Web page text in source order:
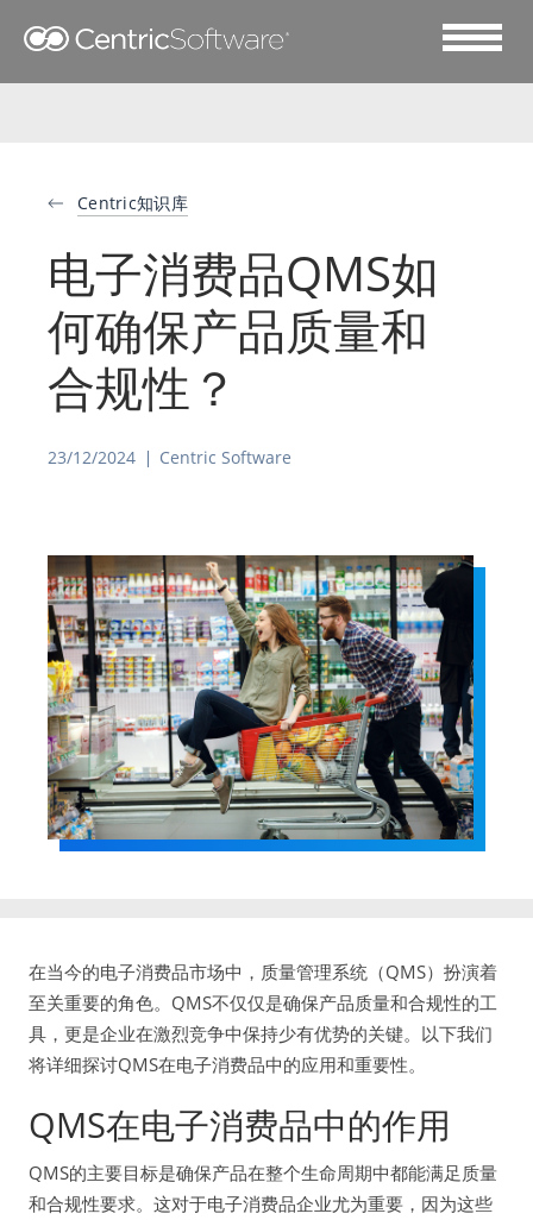
Centric知识库
电子消费品QMS如
何确保产品质量和
合规性？
23/12/2024 Centric Software
在当今的电子消费品市场中，质量管理系统（QMS）扮演着
至关重要的角色。QMS不仅仅是确保产品质量和合规性的工
具，更是企业在激烈竞争中保持少有优势的关键。以下我们
将详细探讨QMS在电子消费品中的应用和重要性。
QMS在电子消费品中的作用
QMS的主要目标是确保产品在整个生命周期中都能满足质量
和合规性要求。这对于电子消费品企业尤为重要，因为这些